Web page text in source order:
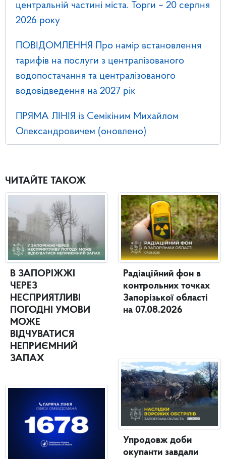
центральній частині міста. Торги – 20 серпня
2026 року
ПОВІДОМЛЕННЯ Про намір встановлення
тарифів на послуги з централізованого
водопостачання та централізованого
водовідведення на 2027 рік
ПРЯМА ЛІНІЯ із Семікіним Михайлом
Олександровичем (оновлено)
ЧИТАЙТЕ ТАКОЖ
В ЗАПОРІЖЖІ
ЧЕРЕЗ
НЕСПРИЯТЛИВІ
ПОГОДНІ УМОВИ
МОЖЕ
ВІДЧУВАТИСЯ
НЕПРИЄМНИЙ
ЗАПАХ
Радіаційний фон в
контрольних точках
Запорізької області
на 07.08.2026
Упродовж доби
окупанти завдали